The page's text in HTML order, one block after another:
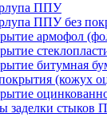
ППУ
ППУ без
армофол
битумная
(кожух
заделки